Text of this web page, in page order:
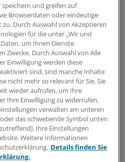
von einem praktikablen
ein Teil der linken
weiterhin verboten und
sich ein Teil der
vor einer Einführung der
Sedierungen nur unter
(DDB)
0
speichern und greifen auf
Browserdaten oder eindeutige
Durch Auswahl von Akzeptieren
für die unter „Wir und
um Ihnen Dienste
Zwecke. Durch Auswahl von Alle
Einwilligung werden diese
sind, sind manche Inhalte
nicht mehr so relevant für Sie. Sie
wieder aufrufen, um Ihre
Ihre Einwilligung zu widerrufen,
verwalten am unteren
das schwebende Symbol unten
Ihre Einstellungen
Weitere Informationen
Details finden Sie